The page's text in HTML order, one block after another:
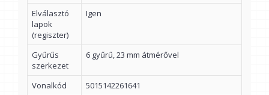
Elválasztó
lapok
(regiszter)
Igen
Gyűrűs
szerkezet
6 gyűrű, 23 mm átmérővel
Vonalkód
5015142261641